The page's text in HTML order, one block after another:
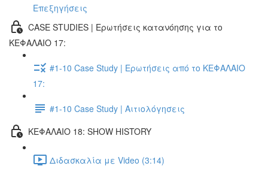
Επεξηγήσεις
CASE STUDIES | Ερωτήσεις κατανόησης για το
ΚΕΦΑΛΑΙΟ 17:
#1-10 Case Study | Ερωτήσεις από το ΚΕΦΑΛΑΙΟ
17:
#1-10 Case Study | Αιτιολόγησεις
ΚΕΦΑΛΑΙΟ 18: SHOW HISTORY
Διδασκαλία με Video (3:14)